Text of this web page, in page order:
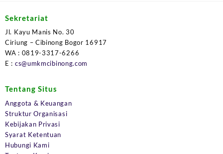
Sekretariat
Jl. Kayu Manis No. 30
Ciriung – Cibinong Bogor 16917
WA : 0819-3317-6266
E : cs@umkmcibinong.com
Tentang Situs
Anggota & Keuangan
Struktur Organisasi
Kebijakan Privasi
Syarat Ketentuan
Hubungi Kami